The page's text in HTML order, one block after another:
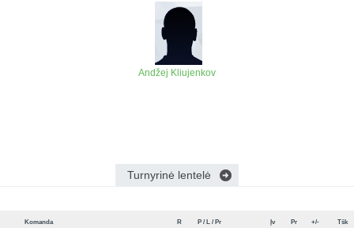
Andžej Kliujenkov
Turnyrinė lentelė
Komanda R P / L / Pr Įv Pr +/- Tšk